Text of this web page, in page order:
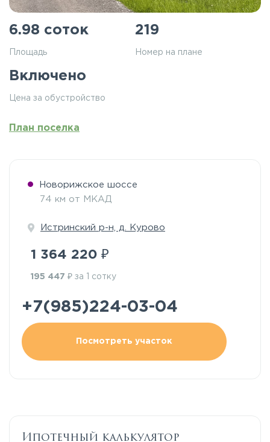
6.98 соток
Площадь
219
Номер на плане
Включено
Цена за обустройство
План поселка
Новорижское шоссе
74 км от МКАД
Истринский р-н, д. Курово
1 364 220 ₽
195 447 ₽ за 1 сотку
+7(985)224-03-04
Посмотреть участок
Ипотечный калькулятор